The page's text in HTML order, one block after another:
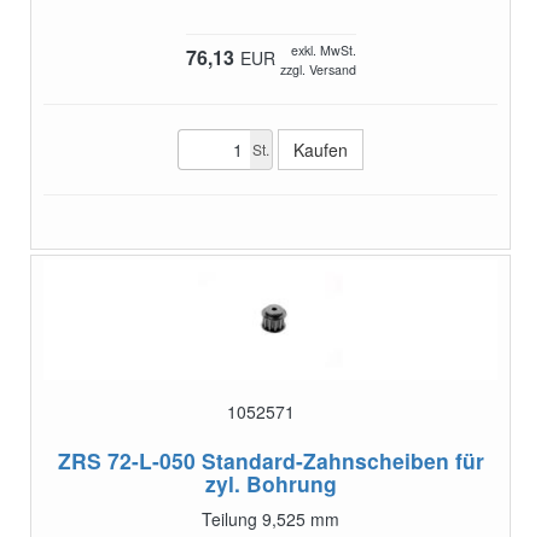
76,13 EUR
exkl. MwSt.
zzgl. Versand
St.
1052571
ZRS 72-L-050 Standard-Zahnscheiben für
zyl. Bohrung
Teilung 9,525 mm